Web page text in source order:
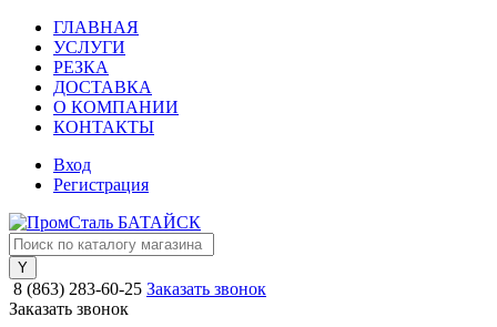
ГЛАВНАЯ
УСЛУГИ
РЕЗКА
ДОСТАВКА
О КОМПАНИИ
КОНТАКТЫ
Вход
Регистрация
8 (863) 283-60-25 Заказать звонок
Заказать звонок